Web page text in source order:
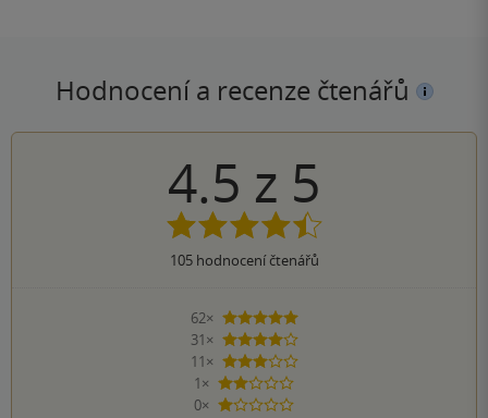
Hodnocení a recenze čtenářů
4.5 z 5
105hodnocení čtenářů
62×
5 hvězdiček
31×
4 hvězdičky
11×
3 hvězdičky
1×
2 hvězdičky
0×
1 hvezdička